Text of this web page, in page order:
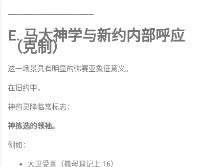
────────────────
E. 马太神学与新约内部呼应
（克制）
这一场景具有明显的弥赛亚象征意义。
在旧约中，
神的灵降临常标志：
神拣选的领袖。
例如：
大卫受膏（撒母耳记上 16）